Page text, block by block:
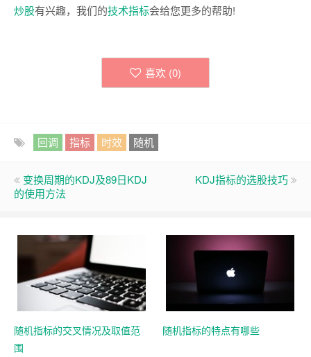
炒股有兴趣，我们的技术指标会给您更多的帮助!
喜欢 (0)
回调 指标 时效 随机
变换周期的KDJ及89日KDJ
的使用方法
KDJ指标的选股技巧
随机指标的交叉情况及取值范
围
随机指标的特点有哪些